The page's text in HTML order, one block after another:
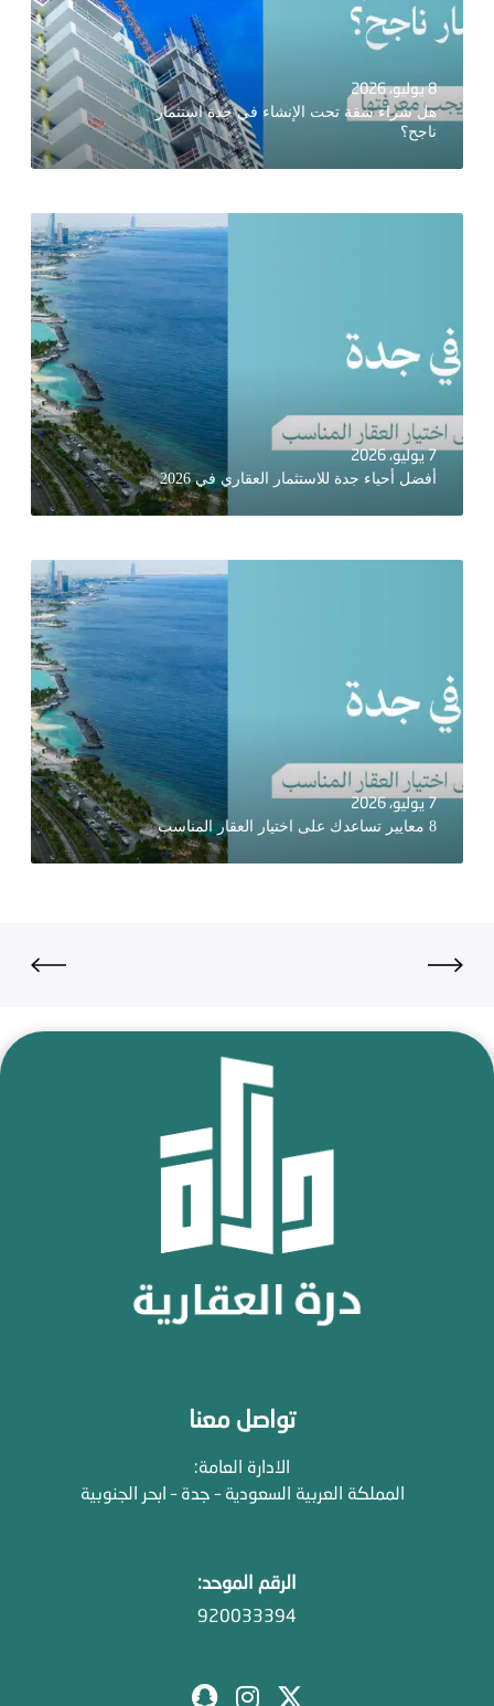
8 يوليو، 2026
هل شراء شقة تحت الإنشاء في جدة استثمار
ناجح؟
7 يوليو، 2026
أفضل أحياء جدة للاستثمار العقاري في 2026
7 يوليو، 2026
8 معايير تساعدك على اختيار العقار المناسب
تواصل معنا
الادارة العامة:
المملكة العربية السعودية – جدة – ابحر الجنوبية
الرقم الموحد:
920033394